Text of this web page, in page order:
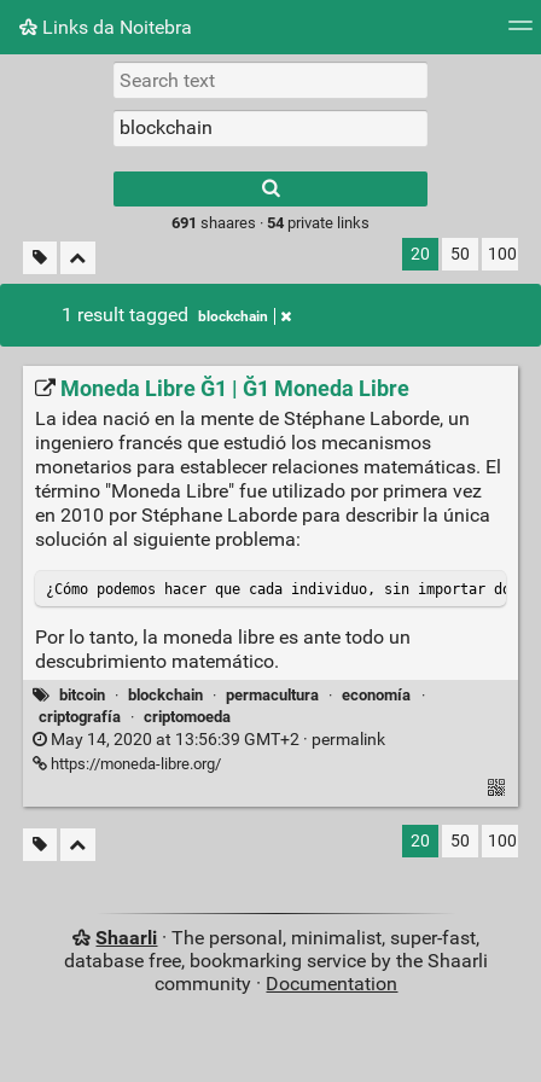
Links da Noitebra
Picture wall
results.
691 shaares · 54private links
20 50 100
1 result tagged blockchain
Moneda Libre Ğ1 | Ğ1 Moneda Libre
La idea nació en la mente de Stéphane Laborde, un
ingeniero francés que estudió los mecanismos
monetarios para establecer relaciones matemáticas. El
término "Moneda Libre" fue utilizado por primera vez
en 2010 por Stéphane Laborde para describir la única
solución al siguiente problema:
¿Cómo podemos hacer que cada individuo, sin importar
Por lo tanto, la moneda libre es ante todo un
descubrimiento matemático.
bitcoin · blockchain · permacultura · economía
·
criptografía
· criptomoeda
May 14, 2020 at 13:56:39 GMT+2 · permalink
https://moneda-libre.org/
20 50 100
Shaarli · The personal, minimalist, super-fast,
database free, bookmarking service by the Shaarli
community · Documentation